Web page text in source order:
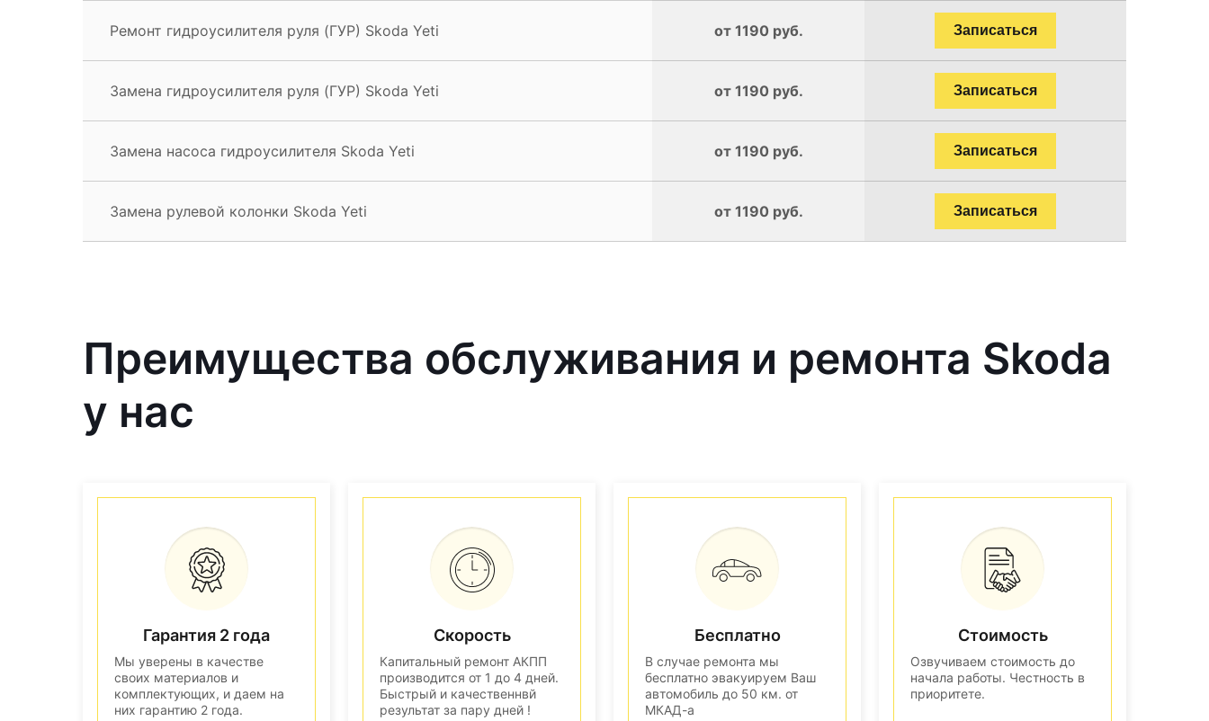
Ремонт гидроусилителя руля (ГУР) Skoda Yeti от 1190 руб. Записаться
Замена гидроусилителя руля (ГУР) Skoda Yeti от 1190 руб. Записаться
Замена насоса гидроусилителя Skoda Yeti от 1190 руб. Записаться
Замена рулевой колонки Skoda Yeti от 1190 руб. Записаться
Преимущества обслуживания и ремонта Skoda
у нас
Гарантия 2 года
Мы уверены в качестве
своих материалов и
комплектующих, и даем на
них гарантию 2 года.
Скорость
Капитальный ремонт АКПП
производится от 1 до 4 дней.
Быстрый и качественнвй
результат за пару дней !
Бесплатно
В случае ремонта мы
бесплатно эвакуируем Ваш
автомобиль до 50 км. от
МКАД-а
Стоимость
Озвучиваем стоимость до
начала работы. Честность в
приоритете.